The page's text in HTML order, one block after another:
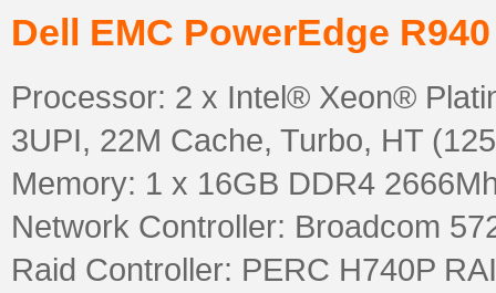
Dell EMC PowerEdge
Processor: 2 x Intel® Xeon®
3UPI, 22M Cache, Turbo, HT
Memory: 1 x 16GB DDR4
Network Controller: Broadcom
Raid Controller: PERC H740P